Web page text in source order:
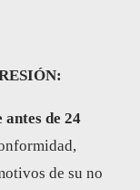
de 24
de su no